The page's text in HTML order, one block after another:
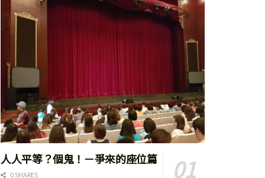
人人平等？個鬼！－爭來的座位篇
0 SHARES